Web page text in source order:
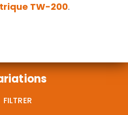
TW-200.
FILTRER